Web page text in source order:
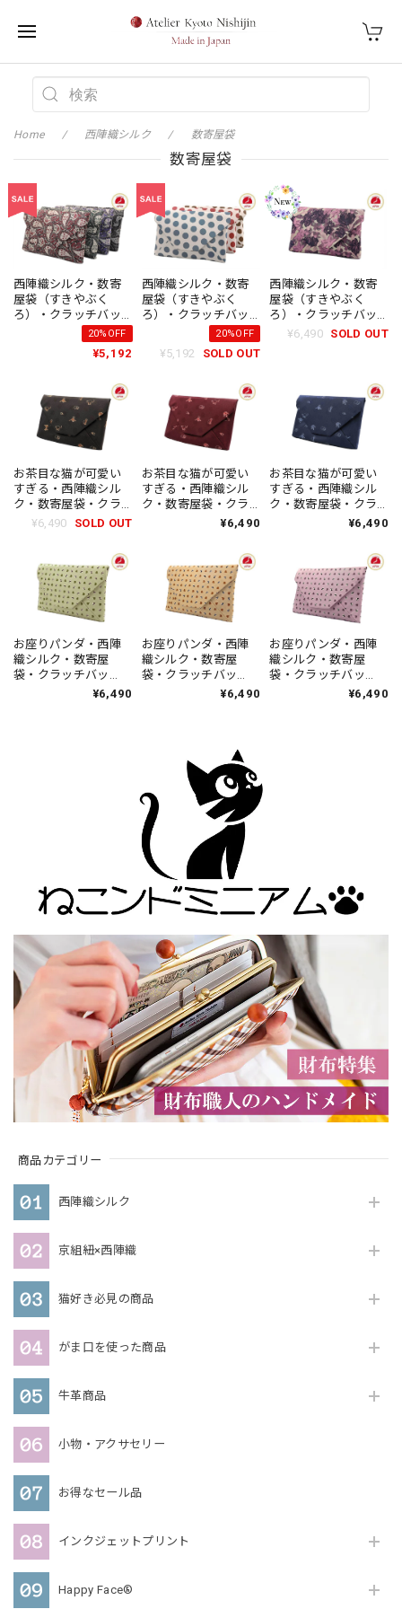
商品カテゴリー
西陣織シルク
京組紐×西陣織
猫好き必見の商品
がま口を使った商品
牛革商品
小物・アクサセリー
お得なセール品
インクジェットプリント
Happy Face®
Home 西陣織シルク 数寄屋袋
数寄屋袋
西陣織シルク・数寄
屋袋（すきやぶく
ろ）・クラッチバッ
グ・伝統工芸・B5サ
イズタブレット対
応・ペイズリー・レ
20%OFF
¥5,192
西陣織シルク・数寄
屋袋（すきやぶく
ろ）・クラッチバッ
グ・伝統工芸・B5サ
イズタブレット対
応・ポルカドット・
20%OFF
¥5,192 SOLD OUT
西陣織シルク・数寄
屋袋（すきやぶく
ろ）・クラッチバッ
グ・伝統工芸・B5サ
¥6,490 SOLD OUT
お茶目な猫が可愛い
すぎる・西陣織シル
ク・数寄屋袋・クラ
ッチバッグ・伝統工
ット対応・猫柄・黒
茶（くろちゃ）・濃
茶・レディース・日
¥6,490 SOLD OUT
お茶目な猫が可愛い
すぎる・西陣織シル
ク・数寄屋袋・クラ
ッチバッグ・伝統工
ット対応・猫柄・葡
萄色（えびいろ）・
赤・レディース・日
¥6,490
お茶目な猫が可愛い
すぎる・西陣織シル
ク・数寄屋袋・クラ
ッチバッグ・伝統工
ット対応・猫柄・留
紺（とめこん）・
紺・レディース・日
¥6,490
お座りパンダ・西陣
織シルク・数寄屋
袋・クラッチバッ
グ・伝統工芸・B5サ
¥6,490
お座りパンダ・西陣
織シルク・数寄屋
袋・クラッチバッ
グ・伝統工芸・B5サ
ディース・日本製
¥6,490
お座りパンダ・西陣
織シルク・数寄屋
袋・クラッチバッ
グ・伝統工芸・B5サ
¥6,490